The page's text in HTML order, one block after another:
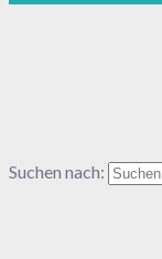
Suchen nach: